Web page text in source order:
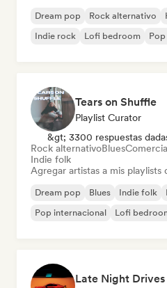
Dream pop Rock alternativo
Indie rock
Lofi bedroom
Tears on Shuffle
Playlist Curator
&gt; 3300 respuestas
Rock alternativoBlues
Indie folk
Agregar artistas a mis
Dream pop Blues Indie folk
Pop internacional
Lofi
Late Night Drives